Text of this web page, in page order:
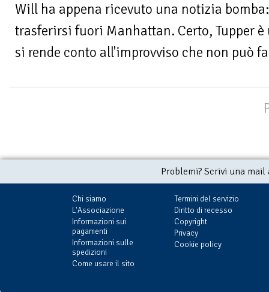
Will ha appena ricevuto una notizia
trasferirsi fuori Manhattan. Certo, Tupper
si rende conto all'improvviso che non può
Problemi? Scrivi una
Chi siamo
L'Associazione
Informazioni sui
pagamenti
Informazioni sulle
spedizioni
Come usare il sito
Termini del servizio
Diritto di recesso
Copyright
Privacy
Cookie policy